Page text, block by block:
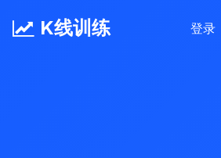
K线训练 登录